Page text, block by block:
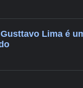
Lima é